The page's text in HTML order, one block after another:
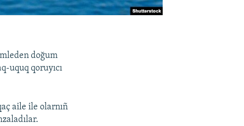
doğum
uquq qoruyıcı
aile ile olarnıñ